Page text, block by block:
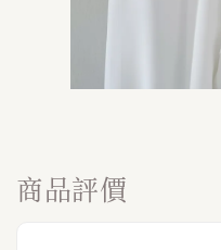
商品評價